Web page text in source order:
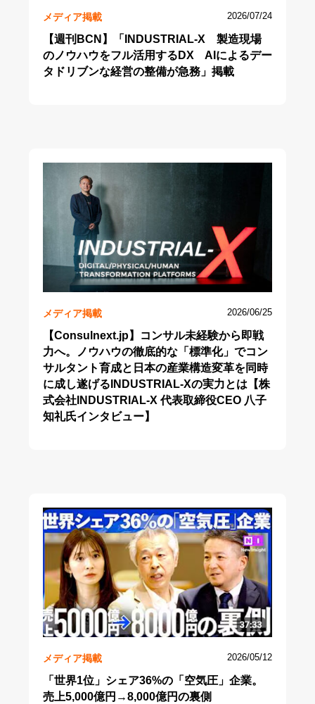
メディア掲載 2026/07/24
【週刊BCN】「INDUSTRIAL-X 製造現場
のノウハウをフル活用するDX AIによるデー
タドリブンな経営の整備が急務」掲載
メディア掲載 2026/06/25
【Consulnext.jp】コンサル未経験から即戦
力へ。ノウハウの徹底的な「標準化」でコン
サルタント育成と日本の産業構造変革を同時
に成し遂げるINDUSTRIAL-Xの実力とは【株
式会社INDUSTRIAL-X 代表取締役CEO 八子
知礼氏インタビュー】
メディア掲載 2026/05/12
「世界1位」シェア36%の「空気圧」企業。
売上5,000億円→8,000億円の裏側